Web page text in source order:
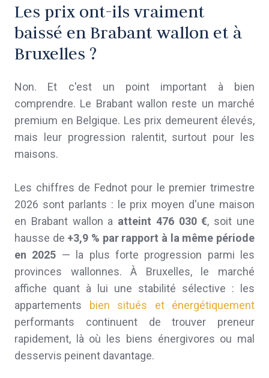
Les prix ont-ils vraiment
baissé en Brabant wallon et à
Bruxelles ?
Non. Et c'est un point important à bien
comprendre. Le Brabant wallon reste un marché
premium en Belgique. Les prix demeurent élevés,
mais leur progression ralentit, surtout pour les
maisons.
Les chiffres de Fednot pour le premier trimestre
2026 sont parlants : le prix moyen d'une maison
en Brabant wallon a atteint 476 030 €, soit une
hausse de +3,9 % par rapport à la même période
en 2025 — la plus forte progression parmi les
provinces wallonnes. À Bruxelles, le marché
affiche quant à lui une stabilité sélective : les
appartements bien situés et énergétiquement
performants continuent de trouver preneur
rapidement, là où les biens énergivores ou mal
desservis peinent davantage.